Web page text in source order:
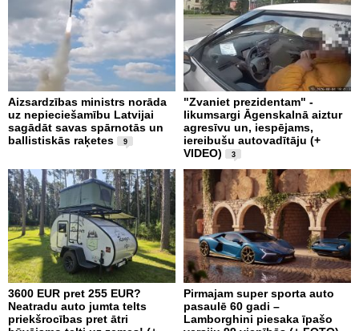
Aizsardzības ministrs norāda
uz nepieciešamību Latvijai
sagādāt savas spārnotās un
ballistiskās raķetes
9
"Zvaniet prezidentam" -
likumsargi Āgenskalnā aiztur
agresīvu un, iespējams,
iereibušu autovadītāju (+
VIDEO)
3
3600 EUR pret 255 EUR?
Neatradu auto jumta telts
priekšrocības pret ātri
Pirmajam super sporta auto
pasaulē 60 gadi –
Lamborghini piesaka īpašo